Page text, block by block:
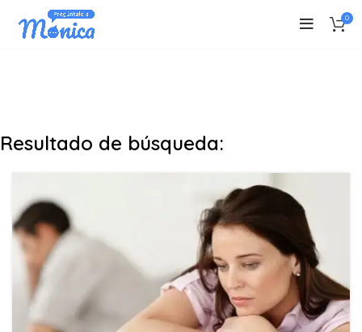
0
Resultado de búsqueda: